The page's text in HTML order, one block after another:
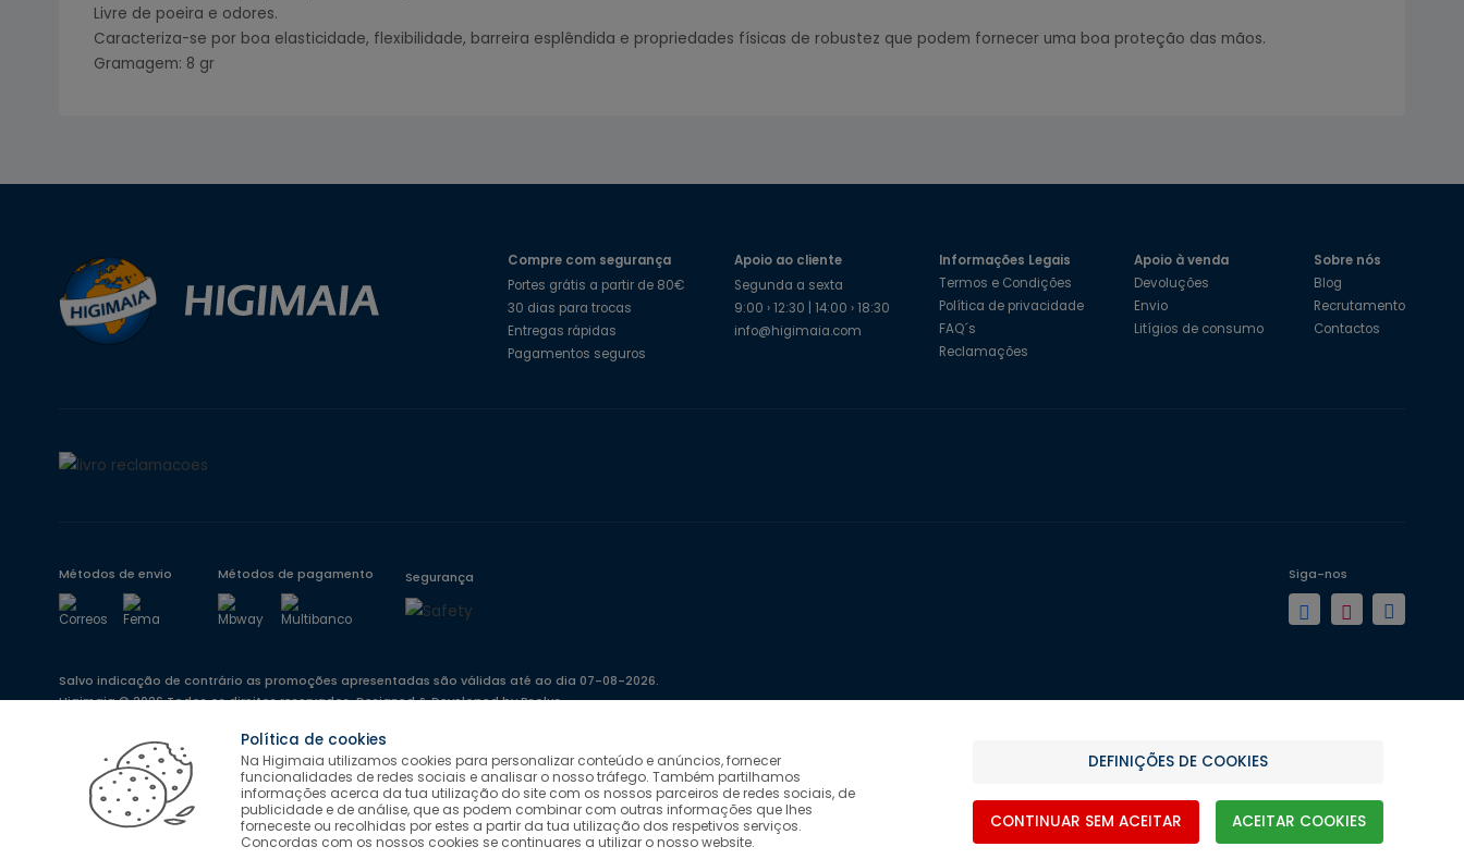
Livre de poeira e odores.
Caracteriza-se por boa elasticidade, flexibilidade, barreira esplêndida e propriedades físicas de robustez que podem fornecer uma boa proteção das mãos.
Gramagem: 8 gr
Compre com segurança
Portes grátis a partir de 80€
30 dias para trocas
Entregas rápidas
Pagamentos seguros
Apoio ao cliente
Segunda a sexta
9:00 › 12:30 | 14:00 › 18:30
info@higimaia.com
Informações Legais
Termos e Condições
Política de privacidade
FAQ´s
Reclamações
Apoio à venda
Devoluções
Envio
Litígios de consumo
Sobre nós
Blog
Recrutamento
Contactos
Métodos de envio Métodos de pagamento Segurança Siga-nos
Salvo indicação de contrário as promoções apresentadas são válidas até ao dia 07-08-2026.
Higimaia © 2026 Todos os direitos reservados. Designed & Developed by Bsolus
Política de cookies
Na Higimaia utilizamos cookies para personalizar conteúdo e anúncios, fornecer
funcionalidades de redes sociais e analisar o nosso tráfego. Também partilhamos
informações acerca da tua utilização do site com os nossos parceiros de redes sociais, de
publicidade e de análise, que as podem combinar com outras informações que lhes
forneceste ou recolhidas por estes a partir da tua utilização dos respetivos serviços.
Concordas com os nossos cookies se continuares a utilizar o nosso website.
DEFINIÇÕES DE COOKIES
CONTINUAR SEM ACEITAR ACEITAR COOKIES